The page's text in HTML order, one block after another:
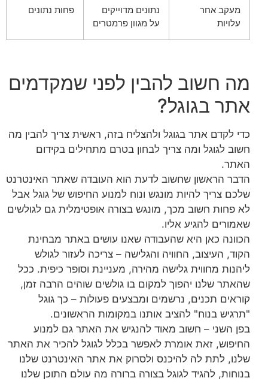
מעקב אחר
עלויות
נתונים מדוייקים
על מגוון פרמטרים
פחות נתונים
מה חשוב להבין לפני שמקדמים
אתר בגוגל?
כדי לקדם אתר בגוגל ולהצליח בזה, ראשית צריך להבין מה
חשוב לגוגל ומה צריך לבחון בטרם מתחילים בקידום
האתר.
הדבר הראשון שחשוב לדעת הוא העובדה שאתר האינטרנט
שלכם צריך להיות מונגש ונוח למנוע החיפוש של גוגל אבל
לא פחות חשוב מכך, מונגש בצורה אופטימלית גם לגולשים
שאמורים להגיע אליו.
הכוונה כאן היא שהעבודה שאנו עושים באתר מבחינת
הקוד, העיצוב, החוויה והגלישה – צריכה לעזור לגולש
ליהנות מחווית גלישה מהירה, מעניינת וסופר כיפית. ככל
שהאתר שלנו יהפוך למקום בו גולשים שוהים הרבה זמן,
קוראים תכנים, נרשמים ומבצעים פעולות – כך גוגל
"תרגיש בנוח" להציב אותנו במקומות הראשונים.
בפן השני – חשוב מאוד להנגיש את האתר גם למנוע
החיפוש, זאת אומרת לאפשר בכלל לגוגל להכיר את האתר
שלנו, לתת לה להיכנס ולסרוק את אתר האינטרנט שלנו
בנוחות, להגיד לגוגל בצורה ברורה מה עולם התוכן שלנו